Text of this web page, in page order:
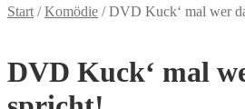
Start /Komödie /DVD Kuck‘ mal wer
DVD Kuck‘ mal